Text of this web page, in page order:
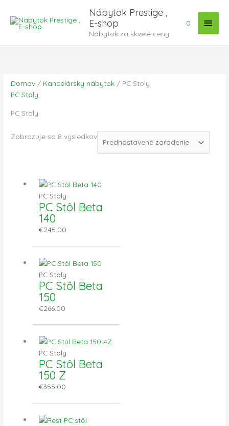
obsah
Nábytok Prestige ,
E-shop
Nábytok za skvelé ceny
Menu
0
Domov / Kancelársky nábytok / PC Stoly
PC Stoly
PC Stoly
Zobrazuje sa 8 výsledkov
PC Stoly
PC Stôl Beta
140
€245.00
PC Stoly
PC Stôl Beta
150
€266.00
PC Stoly
PC Stôl Beta
150 Z
€355.00